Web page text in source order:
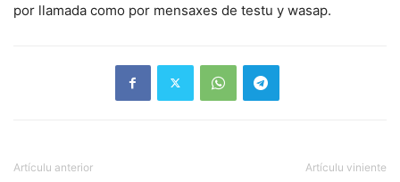
por llamada como por mensaxes de testu y wasap.
Artículu anterior Artículu viniente